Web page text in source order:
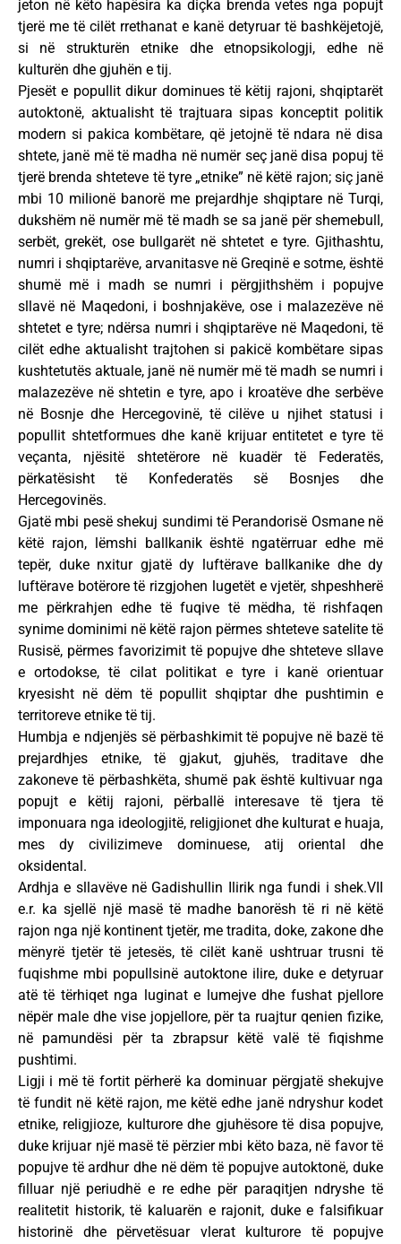
jeton në këto hapësira ka diçka brenda vetes nga popujt
tjerë me të cilët rrethanat e kanë detyruar të bashkëjetojë,
si në strukturën etnike dhe etnopsikologji, edhe në
kulturën dhe gjuhën e tij.
Pjesët e popullit dikur dominues të këtij rajoni, shqiptarët
autoktonë, aktualisht të trajtuara sipas konceptit politik
modern si pakica kombëtare, që jetojnë të ndara në disa
shtete, janë më të madha në numër seç janë disa popuj të
tjerë brenda shteteve të tyre „etnike” në këtë rajon; siç janë
mbi 10 milionë banorë me prejardhje shqiptare në Turqi,
dukshëm në numër më të madh se sa janë për shemebull,
serbët, grekët, ose bullgarët në shtetet e tyre. Gjithashtu,
numri i shqiptarëve, arvanitasve në Greqinë e sotme, është
shumë më i madh se numri i përgjithshëm i popujve
sllavë në Maqedoni, i boshnjakëve, ose i malazezëve në
shtetet e tyre; ndërsa numri i shqiptarëve në Maqedoni, të
cilët edhe aktualisht trajtohen si pakicë kombëtare sipas
kushtetutës aktuale, janë në numër më të madh se numri i
malazezëve në shtetin e tyre, apo i kroatëve dhe serbëve
në Bosnje dhe Hercegovinë, të cilëve u njihet statusi i
popullit shtetformues dhe kanë krijuar entitetet e tyre të
veçanta, njësitë shtetërore në kuadër të Federatës,
përkatësisht të Konfederatës së Bosnjes dhe
Hercegovinës.
Gjatë mbi pesë shekuj sundimi të Perandorisë Osmane në
këtë rajon, lëmshi ballkanik është ngatërruar edhe më
tepër, duke nxitur gjatë dy luftërave ballkanike dhe dy
luftërave botërore të rizgjohen lugetët e vjetër, shpeshherë
me përkrahjen edhe të fuqive të mëdha, të rishfaqen
synime dominimi në këtë rajon përmes shteteve satelite të
Rusisë, përmes favorizimit të popujve dhe shteteve sllave
e ortodokse, të cilat politikat e tyre i kanë orientuar
kryesisht në dëm të popullit shqiptar dhe pushtimin e
territoreve etnike të tij.
Humbja e ndjenjës së përbashkimit të popujve në bazë të
prejardhjes etnike, të gjakut, gjuhës, traditave dhe
zakoneve të përbashkëta, shumë pak është kultivuar nga
popujt e këtij rajoni, përballë interesave të tjera të
imponuara nga ideologjitë, religjionet dhe kulturat e huaja,
mes dy civilizimeve dominuese, atij oriental dhe
oksidental.
Ardhja e sllavëve në Gadishullin Ilirik nga fundi i shek.VII
e.r. ka sjellë një masë të madhe banorësh të ri në këtë
rajon nga një kontinent tjetër, me tradita, doke, zakone dhe
mënyrë tjetër të jetesës, të cilët kanë ushtruar trusni të
fuqishme mbi popullsinë autoktone ilire, duke e detyruar
atë të tërhiqet nga luginat e lumejve dhe fushat pjellore
nëpër male dhe vise jopjellore, për ta ruajtur qenien fizike,
në pamundësi për ta zbrapsur këtë valë të fiqishme
pushtimi.
Ligji i më të fortit përherë ka dominuar përgjatë shekujve
të fundit në këtë rajon, me këtë edhe janë ndryshur kodet
etnike, religjioze, kulturore dhe gjuhësore të disa popujve,
duke krijuar një masë të përzier mbi këto baza, në favor të
popujve të ardhur dhe në dëm të popujve autoktonë, duke
filluar një periudhë e re edhe për paraqitjen ndryshe të
realitetit historik, të kaluarën e rajonit, duke e falsifikuar
historinë dhe përvetësuar vlerat kulturore të popujve